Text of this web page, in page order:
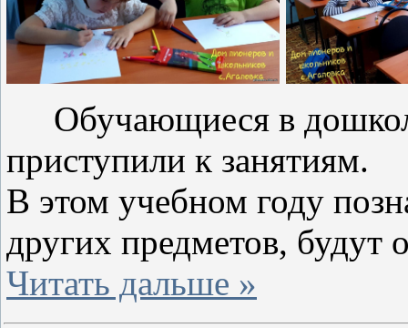
Обучающиеся в
приступили к занятиям.
В этом учебном году
других предметов, будут
Читать дальше »